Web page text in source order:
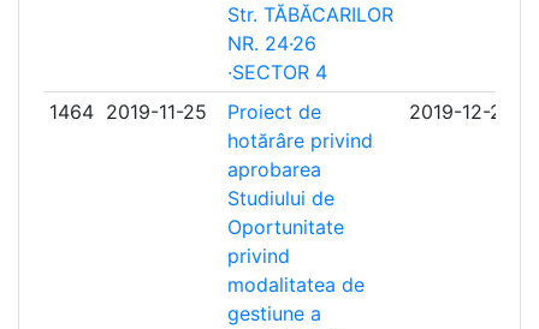
Str. TĂBĂCARILOR
NR. 24·26
·SECTOR 4
1464 2019-11-25
Proiect de
hotărâre privind
aprobarea
Studiului de
Oportunitate
privind
modalitatea de
gestiune a
2019-12-27